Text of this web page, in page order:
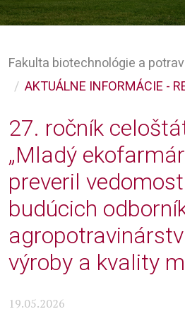
Fakulta biotechnológie a
AKTUÁLNE INFORMÁCIE -
27. ročník
„Mladý
preveril
budúcich
výroby a kvality
19.05.2026